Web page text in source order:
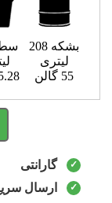
بشکه 208
لیتری
55 گالن
5.28
گارانتی
ارسال